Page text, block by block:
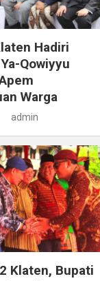
Hadiri
Qowiyyu
Warga
admin
Klaten, Bupati